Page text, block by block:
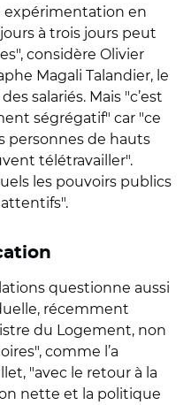
expérimentation en
à trois jours peut
considère Olivier
Magali Talandier, le
salariés. Mais "c’est
ségrégatif" car "ce
personnes de hauts
télétravailler".
les pouvoirs publics
questionne aussi
récemment
du Logement, non
comme l’a
"avec le retour à la
nette et la politique